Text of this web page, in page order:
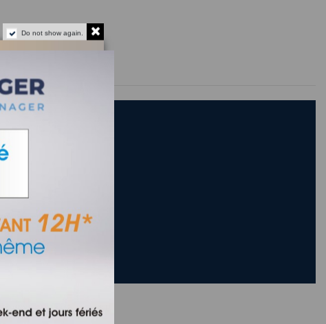
Do not show again.